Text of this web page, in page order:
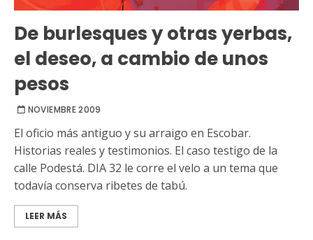
De burlesques y otras yerbas,
el deseo, a cambio de unos
pesos
NOVIEMBRE 2009
El oficio más antiguo y su arraigo en Escobar.
Historias reales y testimonios. El caso testigo de la
calle Podestá. DIA 32 le corre el velo a un tema que
todavía conserva ribetes de tabú.
LEER MÁS